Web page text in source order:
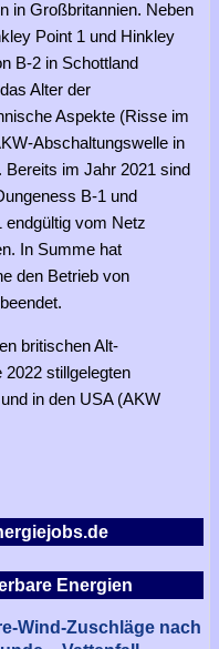
in Großbritannien. Neben
Point 1 und Hinkley
B-2 in Schottland
Alter der
Aspekte (Risse im
Abschaltungswelle in
im Jahr 2021 sind
B-1 und
endgültig vom Netz
In Summe hat
den Betrieb von
britischen Alt-
stillgelegten
in den USA (AKW
Energien
Wind-Zuschläge nach